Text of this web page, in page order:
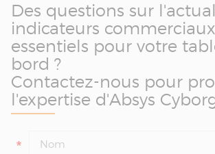
Des questions sur
indicateurs commerciaux
essentiels pour votre
bord ?
Contactez-nous pour
l'expertise d'Absys
*